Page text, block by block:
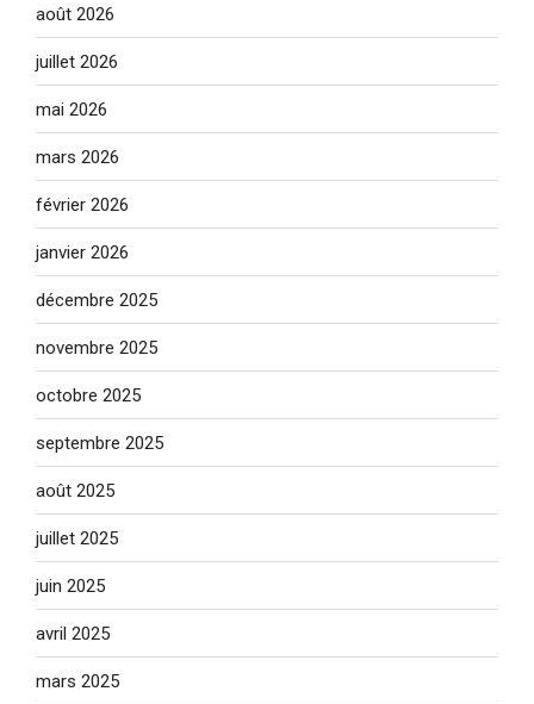
août 2026
juillet 2026
mai 2026
mars 2026
février 2026
janvier 2026
décembre 2025
novembre 2025
octobre 2025
septembre 2025
août 2025
juillet 2025
juin 2025
avril 2025
mars 2025